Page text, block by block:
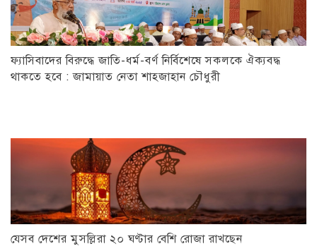
ফ্যাসিবাদের বিরুদ্ধে জাতি-ধর্ম-বর্ণ নির্বিশেষে সকলকে ঐক্যবদ্ধ
থাকতে হবে : জামায়াত নেতা শাহজাহান চৌধুরী
যেসব দেশের মুসল্লিরা ২০ ঘণ্টার বেশি রোজা রাখছেন